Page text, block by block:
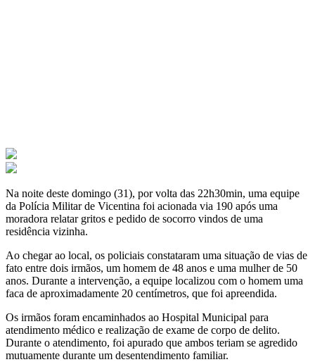
Na noite deste domingo (31), por volta das 22h30min, uma equipe
da Polícia Militar de Vicentina foi acionada via 190 após uma
moradora relatar gritos e pedido de socorro vindos de uma
residência vizinha.
Ao chegar ao local, os policiais constataram uma situação de vias de
fato entre dois irmãos, um homem de 48 anos e uma mulher de 50
anos. Durante a intervenção, a equipe localizou com o homem uma
faca de aproximadamente 20 centímetros, que foi apreendida.
Os irmãos foram encaminhados ao Hospital Municipal para
atendimento médico e realização de exame de corpo de delito.
Durante o atendimento, foi apurado que ambos teriam se agredido
mutuamente durante um desentendimento familiar.